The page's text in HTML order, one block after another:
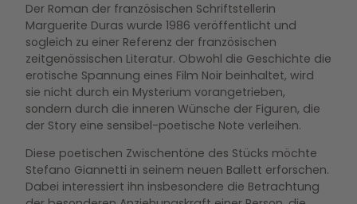
Der Roman der französischen Schriftstellerin
Marguerite Duras wurde 1986 veröffentlicht und
sogleich zu einer Referenz der französischen
zeitgenössischen Literatur. Obwohl die Geschichte die
erotische Spannung eines Film Noir beinhaltet, wird
sie nicht durch ein Mysterium vorangetrieben,
sondern durch die inneren Wünsche der Figuren, die
der Story eine sensibel-poetische Note verleihen.
Diese poetischen Zwischentöne des Stücks möchte
Stefano Giannetti in seinem neuen Ballett erforschen.
Dabei interessiert ihn insbesondere die Betrachtung